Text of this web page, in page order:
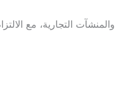
التجارية، مع